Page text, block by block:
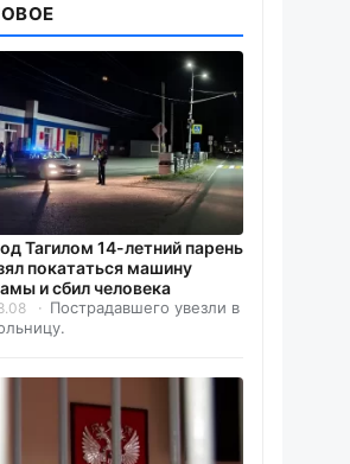
Тагилом 14-летний парень
покататься машину
и сбил человека
Пострадавшего увезли в